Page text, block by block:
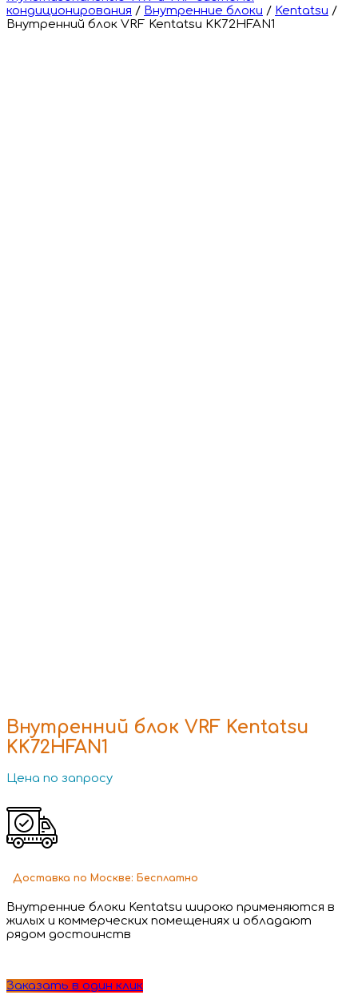
кондиционирования / Внутренние блоки / Kentatsu /
Внутренний блок VRF Kentatsu KK72HFAN1
Внутренний блок VRF Kentatsu
KK72HFAN1
Цена по запросу
Доставка по Москве: Бесплатно
Внутренние блоки Kentatsu широко применяются в
жилых и коммерческих помещениях и обладают
рядом достоинств
Заказать в один клик